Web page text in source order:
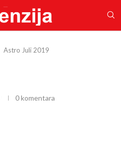
Astro Juli 2019
0 komentara